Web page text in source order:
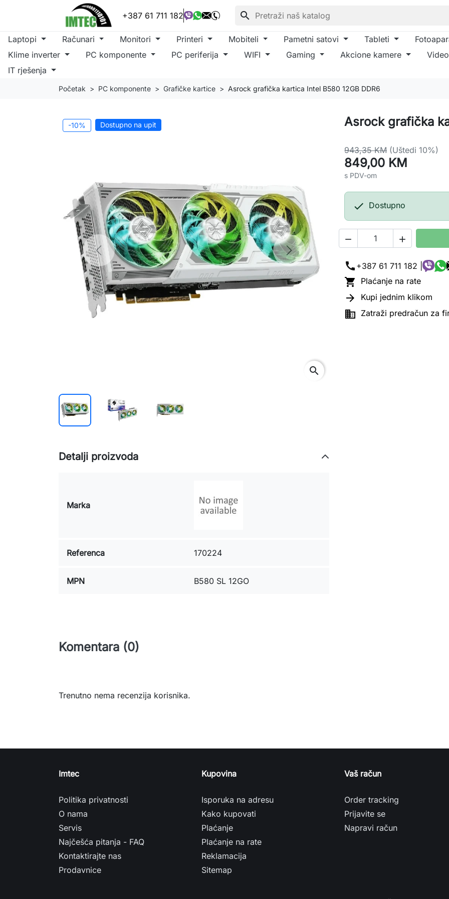
+387 61 711 182 search
Laptopi Računari Monitori Printeri Mobiteli Pametni satovi Tableti
Klime inverter
PC komponente PC periferija WIFI Gaming Akcione kamere
IT rješenja
Početak PC komponente Grafičke kartice Asrock grafička kartica Intel B580 12GB DDR6
-10% Dostupno na upit
Previous Next
search
Asrock grafička
943,35 KM (Uštedi 10%)
849,00 KM
s PDV-om
 Dostupno
 
call +387 61 711 182 |
 Plaćanje na rate
 Kupi jednim klikom
 Zatraži predračun za
Detalji proizvoda
Marka
Referenca 170224
MPN B580 SL 12GO
Komentara (0)
Trenutno nema recenzija korisnika.
Imtec
Politika privatnosti
O nama
Servis
Najčešća pitanja - FAQ
Kontaktirajte nas
Prodavnice
Kupovina
Isporuka na adresu
Kako kupovati
Plaćanje
Plaćanje na rate
Reklamacija
Sitemap
Vaš račun
Order tracking
Prijavite se
Napravi račun